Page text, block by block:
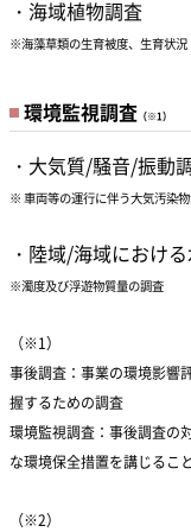
・海域植物調査
※海藻草類の生育被度、生育状
環境監視調査 （※1）
・大気質/騒音/振動
※ 車両等の運行に伴う大気汚染
・陸域/海域におけ
※濁度及び浮遊物質量の調査
（※1）
事後調査：事業の環境影響
握するための調査
環境監視調査：事後調査の
な環境保全措置を講じるこ
（※2）